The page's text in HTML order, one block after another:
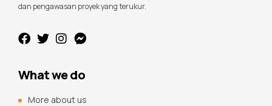
dan pengawasan proyek yang terukur.
What we do
More about us